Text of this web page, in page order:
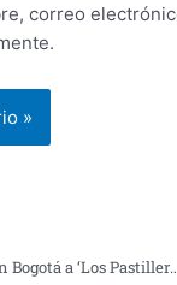
correo
Autoridades detienen